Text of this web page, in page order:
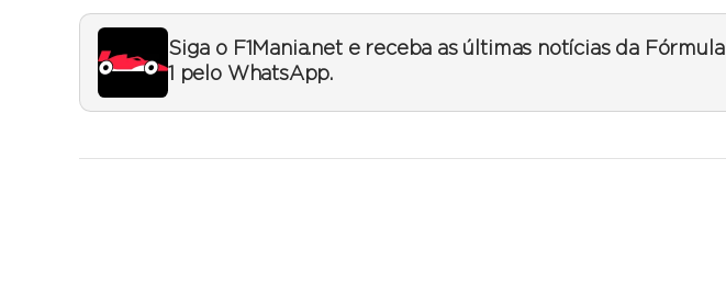
Siga o F1Mania.net e receba as últimas notícias da Fórmula
1 pelo WhatsApp.